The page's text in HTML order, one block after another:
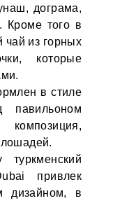
дограма,
Кроме того в
чай из горных
которые
в стиле
павильоном
композиция,
привлек
дизайном, в